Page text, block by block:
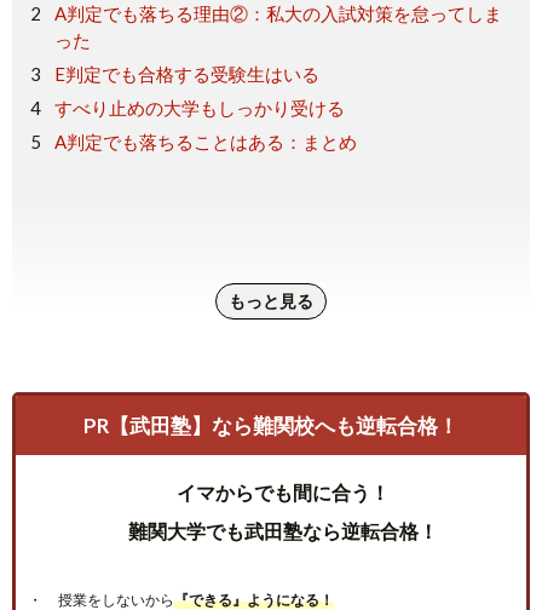
A判定でも落ちる理由②：私大の入試対策を怠ってしま
った
E判定でも合格する受験生はいる
すべり止めの大学もしっかり受ける
A判定でも落ちることはある：まとめ
もっと見る
PR【武田塾】なら難関校へも逆転合格！
イマからでも間に合う！
難関大学でも武田塾なら逆転合格！
授業をしないから『できる』ようになる！